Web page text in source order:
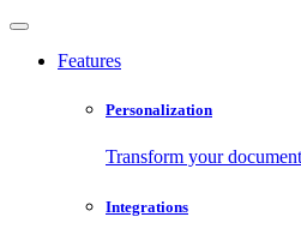
Features
Personalization
Transform your
Integrations